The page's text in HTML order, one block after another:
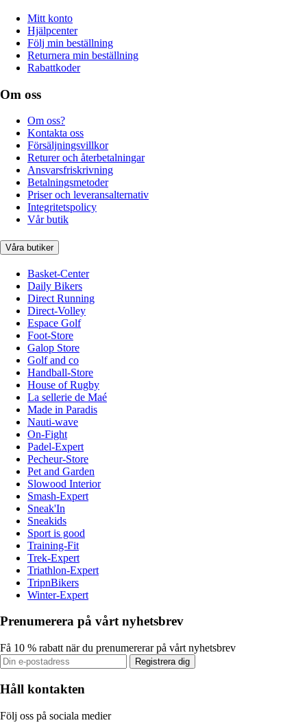
Mitt konto
Hjälpcenter
Följ min beställning
Returnera min beställning
Rabattkoder
Om oss
Om oss?
Kontakta oss
Försäljningsvillkor
Returer och återbetalningar
Ansvarsfriskrivning
Betalningsmetoder
Priser och leveransalternativ
Integritetspolicy
Vår butik
Våra butiker
Basket-Center
Daily Bikers
Direct Running
Direct-Volley
Espace Golf
Foot-Store
Galop Store
Golf and co
Handball-Store
House of Rugby
La sellerie de Maé
Made in Paradis
Nauti-wave
On-Fight
Padel-Expert
Pecheur-Store
Pet and Garden
Slowood Interior
Smash-Expert
Sneak'In
Sneakids
Sport is good
Training-Fit
Trek-Expert
Triathlon-Expert
TripnBikers
Winter-Expert
Prenumerera på vårt nyhetsbrev
Få 10 % rabatt när du prenumererar på vårt nyhetsbrev
Registrera dig
Håll kontakten
Följ oss på sociala medier